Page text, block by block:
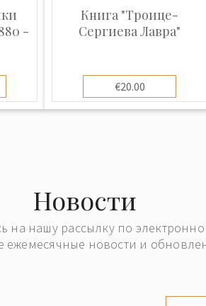
-
Книга "Троице-
Сергиева Лавра"
€20.00
Новости
на нашу рассылку по
ежемесячные новости и